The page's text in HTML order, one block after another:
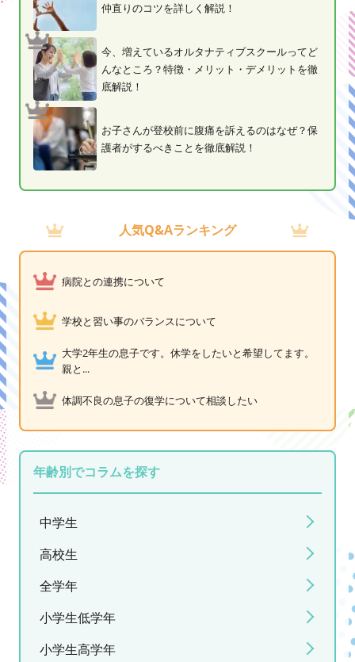
仲直りのコツを詳しく解説！
今、増えているオルタナティブスクールってど
んなところ？特徴・メリット・デメリットを徹
底解説！
お子さんが登校前に腹痛を訴えるのはなぜ？保
護者がするべきことを徹底解説！
人気Q&Aランキング
病院との連携について
学校と習い事のバランスについて
大学2年生の息子です。休学をしたいと希望してます。
親と...
体調不良の息子の復学について相談したい
年齢別でコラムを探す
中学生
高校生
全学年
小学生低学年
小学生高学年